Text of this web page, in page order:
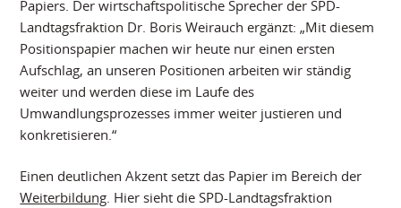
Papiers. Der wirtschaftspolitische Sprecher der SPD-
Landtagsfraktion Dr. Boris Weirauch ergänzt: „Mit diesem
Positionspapier machen wir heute nur einen ersten
Aufschlag, an unseren Positionen arbeiten wir ständig
weiter und werden diese im Laufe des
Umwandlungsprozesses immer weiter justieren und
konkretisieren.“
Einen deutlichen Akzent setzt das Papier im Bereich der
Weiterbildung. Hier sieht die SPD-Landtagsfraktion